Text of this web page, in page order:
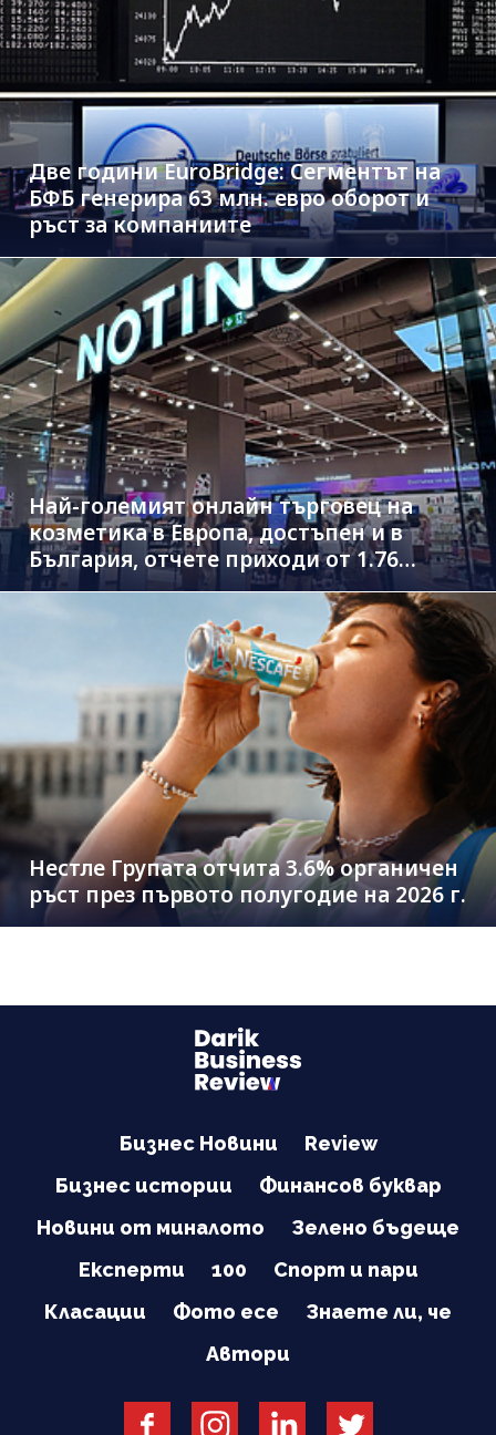
Две години EuroBridge: Сегментът на
БФБ генерира 63 млн. евро оборот и
ръст за компаниите
Най-големият онлайн търговец на
козметика в Европа, достъпен и в
България, отчете приходи от 1.76
млрд. евро
Нестле Групата отчита 3.6% органичен
ръст през първото полугодие на 2026 г.
Бизнес Новини
Review
Бизнес истории
Финансов буквар
Новини от миналото
Зелено бъдеще
Експерти
100
Спорт и пари
Класации
Фото есе
Знаете ли, че
Автори